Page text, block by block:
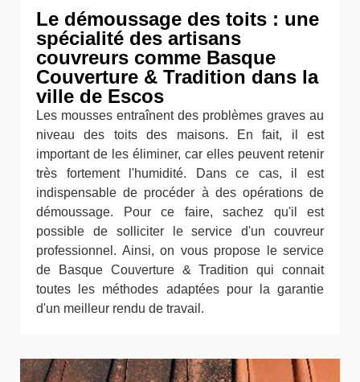
Le démoussage des toits : une
spécialité des artisans
couvreurs comme Basque
Couverture & Tradition dans la
ville de Escos
Les mousses entraînent des problèmes graves au
niveau des toits des maisons. En fait, il est
important de les éliminer, car elles peuvent retenir
très fortement l'humidité. Dans ce cas, il est
indispensable de procéder à des opérations de
démoussage. Pour ce faire, sachez qu'il est
possible de solliciter le service d'un couvreur
professionnel. Ainsi, on vous propose le service
de Basque Couverture & Tradition qui connait
toutes les méthodes adaptées pour la garantie
d'un meilleur rendu de travail.